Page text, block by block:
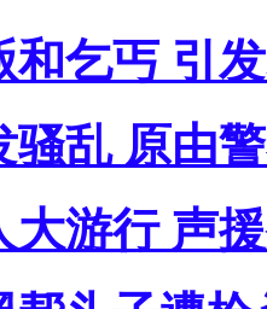
和乞丐 引
骚乱 原由
大游行 声